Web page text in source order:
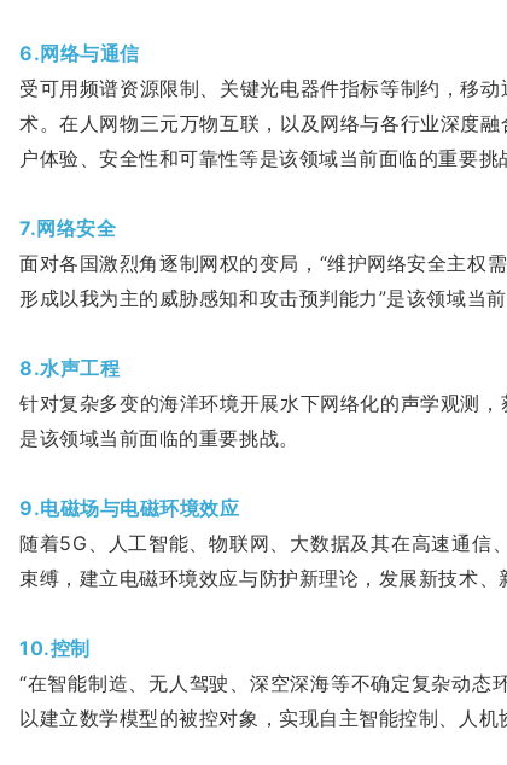
6.网络与通信
受可用频谱资源限制、关键光电器件指标等制约，移
术。在人网物三元万物互联，以及网络与各行业深度
户体验、安全性和可靠性等是该领域当前面临的重要挑
7.网络安全
面对各国激烈角逐制网权的变局，“维护网络安全主权
形成以我为主的威胁感知和攻击预判能力”是该领域当前
8.水声工程
针对复杂多变的海洋环境开展水下网络化的声学观测
是该领域当前面临的重要挑战。
9.电磁场与电磁环境效应
随着5G、人工智能、物联网、大数据及其在高速通信
束缚，建立电磁环境效应与防护新理论，发展新技术
10.控制
“在智能制造、无人驾驶、深空深海等不确定复杂动
以建立数学模型的被控对象，实现自主智能控制、人